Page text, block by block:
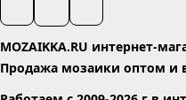
MOZAIKKA.RU интернет-
Продажа мозаики оптом и